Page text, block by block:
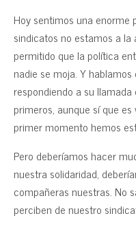
Hoy sentimos una enorme
sindicatos no estamos a
permitido que la política
nadie se moja. Y
respondiendo a su
primeros, aunque sí que
primer momento hemos
Pero deberíamos hacer
nuestra solidaridad,
compañeras nuestras. No
perciben de nuestro